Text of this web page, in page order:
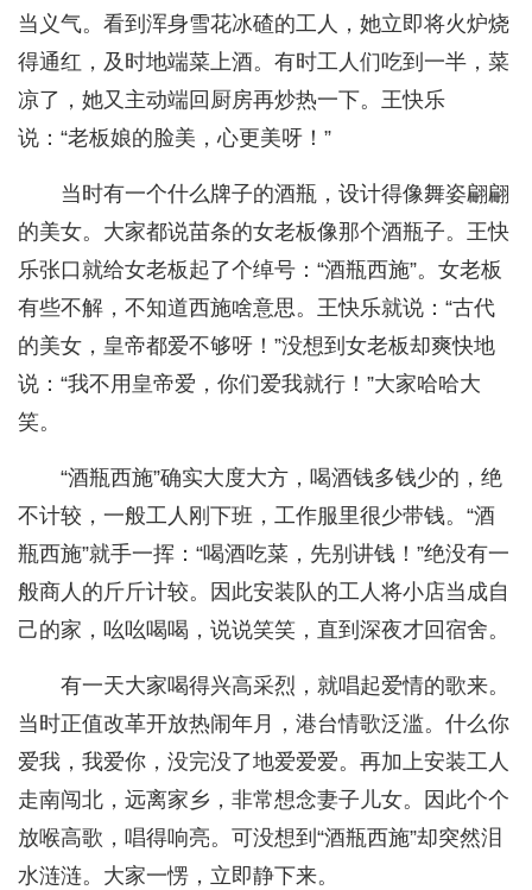
当义气。看到浑身雪花冰碴的工人，她立即将火炉烧
得通红，及时地端菜上酒。有时工人们吃到一半，菜
凉了，她又主动端回厨房再炒热一下。王快乐
说：“老板娘的脸美，心更美呀！”
当时有一个什么牌子的酒瓶，设计得像舞姿翩翩
的美女。大家都说苗条的女老板像那个酒瓶子。王快
乐张口就给女老板起了个绰号：“酒瓶西施”。女老板
有些不解，不知道西施啥意思。王快乐就说：“古代
的美女，皇帝都爱不够呀！”没想到女老板却爽快地
说：“我不用皇帝爱，你们爱我就行！”大家哈哈大
笑。
“酒瓶西施”确实大度大方，喝酒钱多钱少的，绝
不计较，一般工人刚下班，工作服里很少带钱。“酒
瓶西施”就手一挥：“喝酒吃菜，先别讲钱！”绝没有一
般商人的斤斤计较。因此安装队的工人将小店当成自
己的家，吆吆喝喝，说说笑笑，直到深夜才回宿舍。
有一天大家喝得兴高采烈，就唱起爱情的歌来。
当时正值改革开放热闹年月，港台情歌泛滥。什么你
爱我，我爱你，没完没了地爱爱爱。再加上安装工人
走南闯北，远离家乡，非常想念妻子儿女。因此个个
放喉高歌，唱得响亮。可没想到“酒瓶西施”却突然泪
水涟涟。大家一愣，立即静下来。